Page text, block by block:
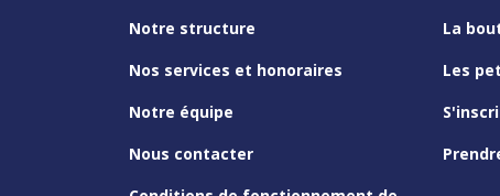
Notre structure
Nos services et honoraires
Notre équipe
Nous contacter
La
Les